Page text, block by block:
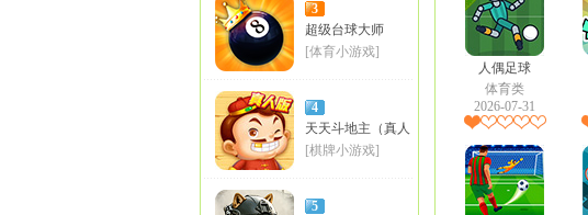
3
超级台球大师
[体育小游戏]
4
天天斗地主（真人
版）
[棋牌小游戏]
5
人偶足球
体育类
2026-07-31